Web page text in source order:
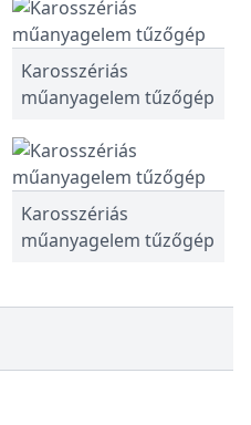
Karosszériás
műanyagelem tűzőgép
Karosszériás
műanyagelem tűzőgép